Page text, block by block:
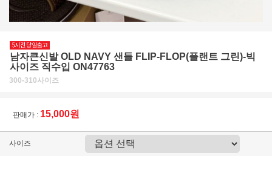
남자큰신발 OLD NAVY 샌들 FLIP-FLOP(플랜트 그린)-빅
사이즈 직수입 ON47763
300-310사이즈
판매가 : 15,000원
사이즈